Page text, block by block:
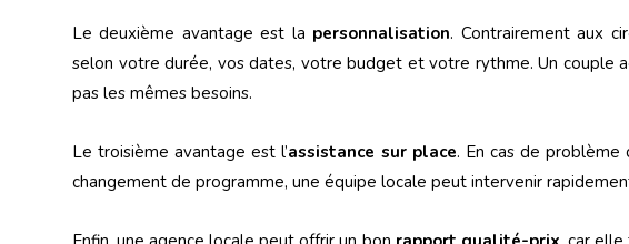
Le deuxième avantage est la personnalisation. Contrairement aux
selon votre durée, vos dates, votre budget et votre rythme. Un couple
pas les mêmes besoins.
Le troisième avantage est l’assistance sur place. En cas de
changement de programme, une équipe locale peut intervenir